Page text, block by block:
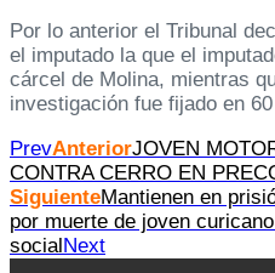
Por lo anterior el Tribunal
el imputado la que el
cárcel de Molina, mientras
investigación fue fijado en
PrevAnteriorJOVEN
CONTRA CERRO EN
SiguienteMantienen en
por muerte de joven
socialNext